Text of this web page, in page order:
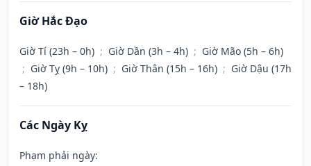
Giờ Hắc Đạo
Giờ Tí (23h – 0h) ; Giờ Dần (3h – 4h) ; Giờ Mão (5h – 6h)
; Giờ Tỵ (9h – 10h) ; Giờ Thân (15h – 16h) ; Giờ Dậu (17h
– 18h)
Các Ngày Kỵ
Phạm phải ngày: